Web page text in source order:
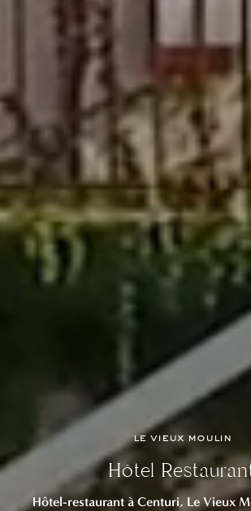
ACCUEIL
HÔTEL
le vieux moulin
Hôtel
Hôtel-restaurant à Centuri, Le Vieux